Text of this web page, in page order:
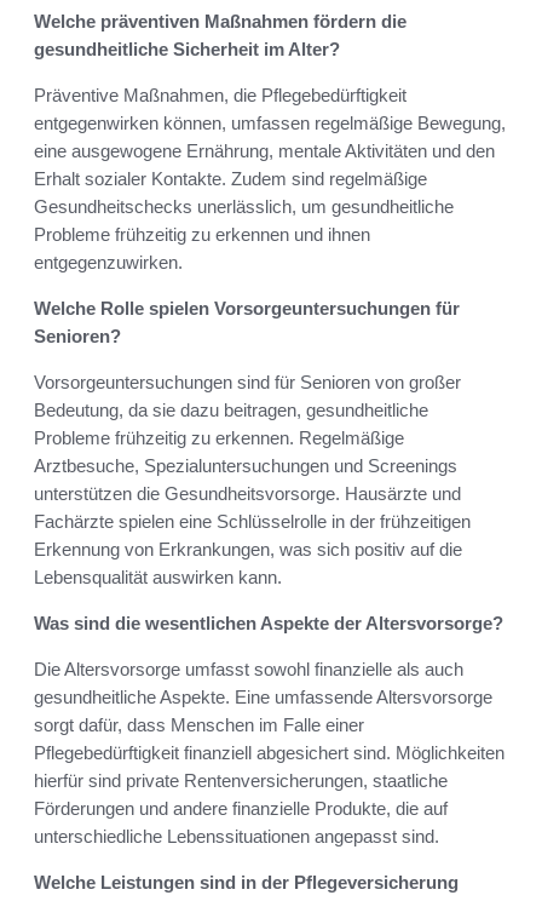
Welche präventiven Maßnahmen fördern die
gesundheitliche Sicherheit im Alter?
Präventive Maßnahmen, die Pflegebedürftigkeit
entgegenwirken können, umfassen regelmäßige Bewegung,
eine ausgewogene Ernährung, mentale Aktivitäten und den
Erhalt sozialer Kontakte. Zudem sind regelmäßige
Gesundheitschecks unerlässlich, um gesundheitliche
Probleme frühzeitig zu erkennen und ihnen
entgegenzuwirken.
Welche Rolle spielen Vorsorgeuntersuchungen für
Senioren?
Vorsorgeuntersuchungen sind für Senioren von großer
Bedeutung, da sie dazu beitragen, gesundheitliche
Probleme frühzeitig zu erkennen. Regelmäßige
Arztbesuche, Spezialuntersuchungen und Screenings
unterstützen die Gesundheitsvorsorge. Hausärzte und
Fachärzte spielen eine Schlüsselrolle in der frühzeitigen
Erkennung von Erkrankungen, was sich positiv auf die
Lebensqualität auswirken kann.
Was sind die wesentlichen Aspekte der Altersvorsorge?
Die Altersvorsorge umfasst sowohl finanzielle als auch
gesundheitliche Aspekte. Eine umfassende Altersvorsorge
sorgt dafür, dass Menschen im Falle einer
Pflegebedürftigkeit finanziell abgesichert sind. Möglichkeiten
hierfür sind private Rentenversicherungen, staatliche
Förderungen und andere finanzielle Produkte, die auf
unterschiedliche Lebenssituationen angepasst sind.
Welche Leistungen sind in der Pflegeversicherung